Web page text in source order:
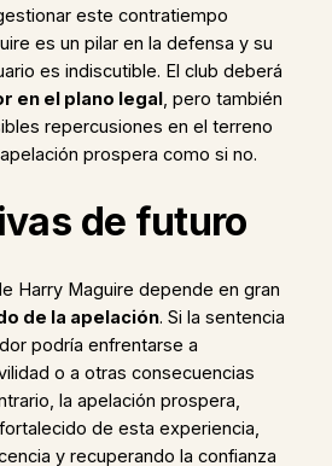
este contratiempo
es un pilar en la defensa y su
es indiscutible. El club deberá
en el plano legal, pero también
repercusiones en el terreno
prospera como si no.
de futuro
Harry Maguire depende en gran
de la apelación. Si la sentencia
podría enfrentarse a
o a otras consecuencias
la apelación prospera,
de esta experiencia,
y recuperando la confianza